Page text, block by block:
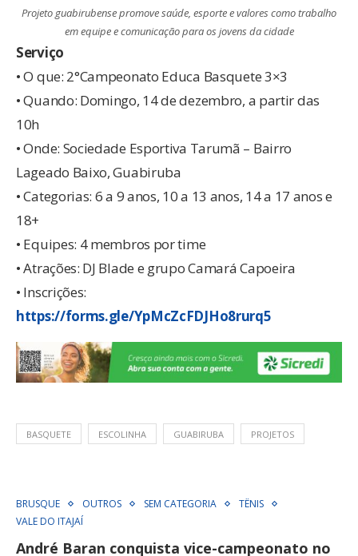
Projeto guabirubense promove saúde, esporte e valores como trabalho
em equipe e comunicação para os jovens da cidade
Serviço
• O que: 2°Campeonato Educa Basquete 3×3
• Quando: Domingo, 14 de dezembro, a partir das
10h
• Onde: Sociedade Esportiva Tarumã – Bairro
Lageado Baixo, Guabiruba
• Categorias: 6 a 9 anos, 10 a 13 anos, 14 a 17 anos e
18+
• Equipes: 4 membros por time
• Atrações: DJ Blade e grupo Camará Capoeira
• Inscrições:
https://forms.gle/YpMcZcFDJHo8rurq5
BASQUETE ESCOLINHA GUABIRUBA PROJETOS
BRUSQUE OUTROS SEM CATEGORIA
TÊNIS
VALE DO ITAJAÍ
André Baran conquista vice-campeonato no